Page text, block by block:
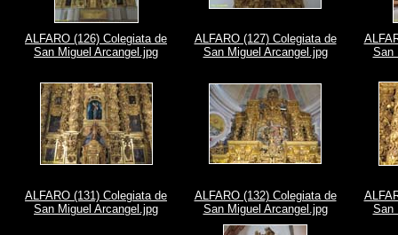
ALFARO (126) Colegiata de
San Miguel Arcangel.jpg
ALFARO (127) Colegiata de
San Miguel Arcangel.jpg
San
ALFARO (131) Colegiata de
San Miguel Arcangel.jpg
ALFARO (132) Colegiata de
San Miguel Arcangel.jpg
San